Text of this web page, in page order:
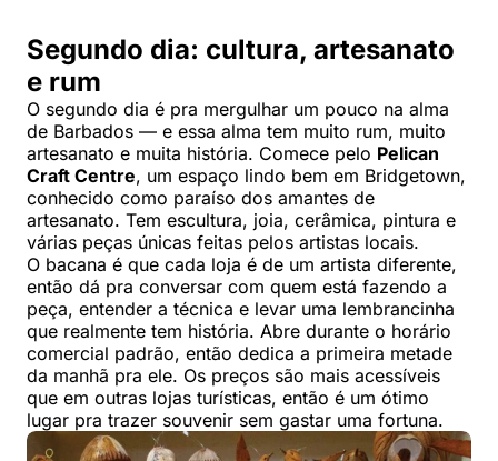
Segundo dia: cultura, artesanato
e rum
O segundo dia é pra mergulhar um pouco na alma
de Barbados — e essa alma tem muito rum, muito
artesanato e muita história. Comece pelo Pelican
Craft Centre, um espaço lindo bem em Bridgetown,
conhecido como paraíso dos amantes de
artesanato. Tem escultura, joia, cerâmica, pintura e
várias peças únicas feitas pelos artistas locais.
O bacana é que cada loja é de um artista diferente,
então dá pra conversar com quem está fazendo a
peça, entender a técnica e levar uma lembrancinha
que realmente tem história. Abre durante o horário
comercial padrão, então dedica a primeira metade
da manhã pra ele. Os preços são mais acessíveis
que em outras lojas turísticas, então é um ótimo
lugar pra trazer souvenir sem gastar uma fortuna.